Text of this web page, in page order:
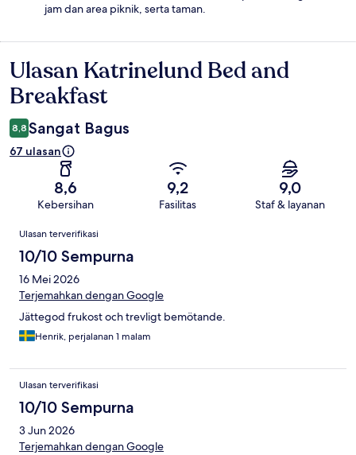
jam dan area piknik, serta taman.
Ulasan
Ulasan Katrinelund Bed and
Breakfast
8,8 Sangat Bagus
67 ulasan
8,6
Kebersihan
9,2
Fasilitas
9,0
Staf & layanan
Ulasan
Ulasan terverifikasi
10/10 Sempurna
16 Mei 2026
Terjemahkan dengan Google
Jättegod frukost och trevligt bemötande.
Henrik, perjalanan 1 malam
Ulasan terverifikasi
10/10 Sempurna
3 Jun 2026
Terjemahkan dengan Google